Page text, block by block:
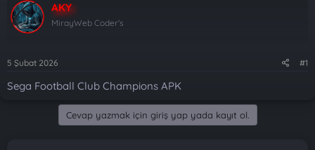
b
u
y
b
ş
l
a
ı
t
AKY
MirayWeb Coder's
5 Şubat 2026 #1
Sega Football Club Champions APK
Cevap yazmak için giriş yap yada kayıt ol.